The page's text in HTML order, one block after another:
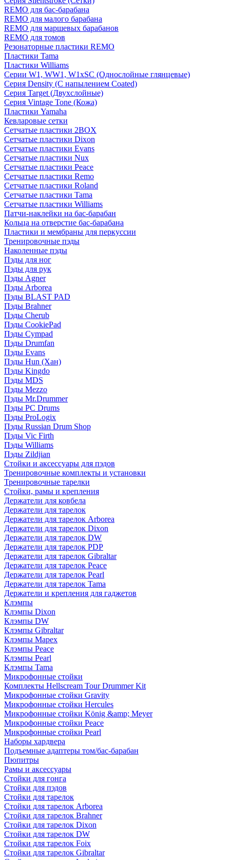
REMO для бас-барабана
REMO для малого барабана
REMO для маршевых барабанов
REMO для томов
Резонаторные пластики REMO
Пластики Tama
Пластики Williams
Серии W1, WW1, W1xSC (Однослойные глянцевые)
Серия Density (C напылением Coated)
Серия Target (Двухслойные)
Серия Vintage Tone (Кожа)
Пластики Yamaha
Кевларовые сетки
Сетчатые пластики 2BOX
Сетчатые пластики Dixon
Сетчатые пластики Evans
Сетчатые пластики Nux
Сетчатые пластики Peace
Сетчатые пластики Remo
Сетчатые пластики Roland
Сетчатые пластики Tama
Сетчатые пластики Williams
Патчи-наклейки на бас-барабан
Кольца на отверстие бас-барабана
Пластики и мембраны для перкуссии
Тренировочные пэды
Наколенные пэды
Пэды для ног
Пэды для рук
Пэды Agner
Пэды Arborea
Пэды BLAST PAD
Пэды Brahner
Пэды Cherub
Пэды CookiePad
Пэды Cympad
Пэды Drumfan
Пэды Evans
Пэды Hun (Хан)
Пэды Kingdo
Пэды MDS
Пэды Mezzo
Пэды Mr.Drummer
Пэды PC Drums
Пэды ProLogix
Пэды Russian Drum Shop
Пэды Vic Firth
Пэды Williams
Пэды Zildjian
Стойки и аксессуары для пэдов
Тренировочные комплекты и установки
Тренировочные тарелки
Стойки, рамы и крепления
Держатели для ковбела
Держатели для тарелок
Держатели для тарелок Arborea
Держатели для тарелок Dixon
Держатели для тарелок DW
Держатели для тарелок PDP
Держатели для тарелок Gibraltar
Держатели для тарелок Peace
Держатели для тарелок Pearl
Держатели для тарелок Tama
Держатели и крепления для гаджетов
Клэмпы
Клэмпы Dixon
Клэмпы DW
Клэмпы Gibraltar
Клэмпы Mapex
Клэмпы Peace
Клэмпы Pearl
Клэмпы Tama
Микрофонные стойки
Комплекты Hellscream Tour Drummer Kit
Микрофонные стойки Gravity
Микрофонные стойки Hercules
Микрофонные стойки König &amp; Meyer
Микрофонные стойки Peace
Микрофонные стойки Pearl
Наборы хардвера
Подъемные адаптеры том/бас-барабан
Пюпитры
Рамы и аксессуары
Стойки для гонга
Стойки для пэдов
Стойки для тарелок
Стойки для тарелок Arborea
Стойки для тарелок Brahner
Стойки для тарелок Dixon
Стойки для тарелок DW
Стойки для тарелок Foix
Стойки для тарелок Gibraltar